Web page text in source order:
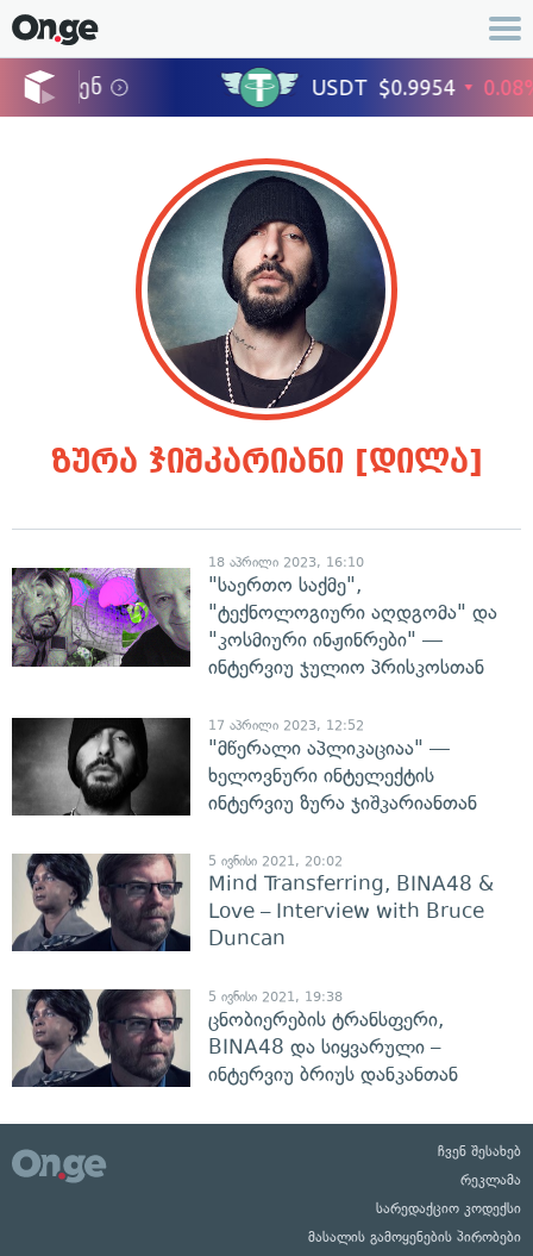
ზურა ჯიშკარიანი [დილა]
18 აპრილი 2023, 16:10
"საერთო საქმე",
"ტექნოლოგიური აღდგომა" და
"კოსმიური ინჟინრები" —
ინტერვიუ ჯულიო პრისკოსთან
17 აპრილი 2023, 12:52
"მწერალი აპლიკაციაა" —
ხელოვნური ინტელექტის
ინტერვიუ ზურა ჯიშკარიანთან
5 ივნისი 2021, 20:02
Mind Transferring, BINA48 &
Love – Interview with Bruce
Duncan
5 ივნისი 2021, 19:38
ცნობიერების ტრანსფერი,
BINA48 და სიყვარული –
ინტერვიუ ბრიუს დანკანთან
ჩვენ შესახებ
რეკლამა
სარედაქციო კოდექსი
მასალის გამოყენების პირობები